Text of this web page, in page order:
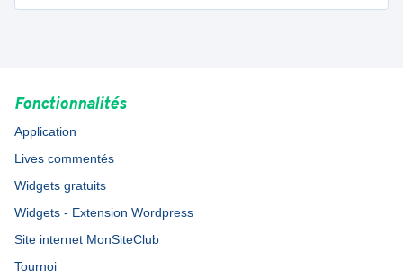
Fonctionnalités
Application
Lives commentés
Widgets gratuits
Widgets - Extension Wordpress
Site internet MonSiteClub
Tournoi